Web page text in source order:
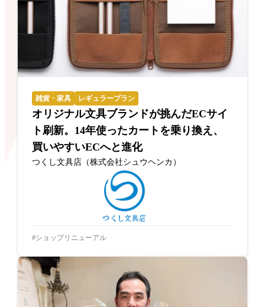
雑貨・家具 レギュラープラン
オリジナル文具ブランドが挑んだECサイ
ト刷新。14年使ったカートを乗り換え、
買いやすいECへと進化
つくし文具店（株式会社シュウヘンカ）
ショップリニューアル